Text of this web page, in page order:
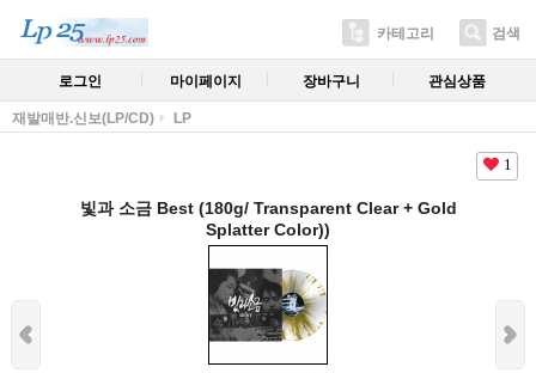
카테고리 검색
로그인 마이페이지 장바구니 관심상품
재발매반.신보(LP/CD) LP
1
빛과 소금 Best (180g/ Transparent Clear + Gold
Splatter Color))